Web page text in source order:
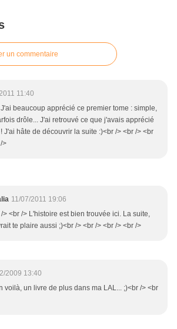
un commentaire
11:40
beaucoup apprécié ce premier tome : simple,
drôle... J'ai retrouvé ce que j'avais apprécié
J'ai hâte de découvrir la suite :)<br /> <br /> <br
>
11/07/2011 19:06
> <br /> L'histoire est bien trouvée ici. La suite,
te plaire aussi ;)<br /> <br /> <br /> <br />
2009 13:40
voilà, un livre de plus dans ma LAL... ;)<br /> <br